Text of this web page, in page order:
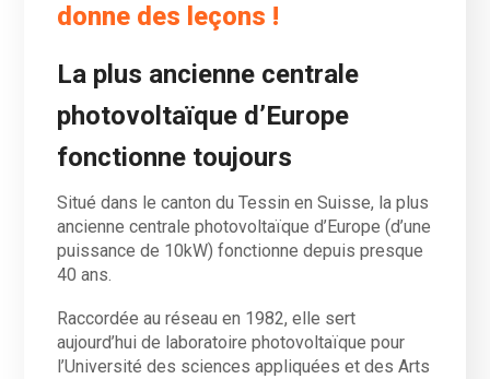
donne des leçons !
La plus ancienne centrale
photovoltaïque d’Europe
fonctionne toujours
Situé dans le canton du Tessin en Suisse, la plus
ancienne centrale photovoltaïque d’Europe (d’une
puissance de 10kW) fonctionne depuis presque
40 ans.
Raccordée au réseau en 1982, elle sert
aujourd’hui de laboratoire photovoltaïque pour
l’Université des sciences appliquées et des Arts